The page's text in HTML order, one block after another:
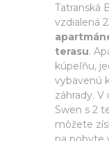
Tatranská
vzdialená
terasu.
kúpeľňu,
vybavenú
záhrady.
Swen s 2
môžete